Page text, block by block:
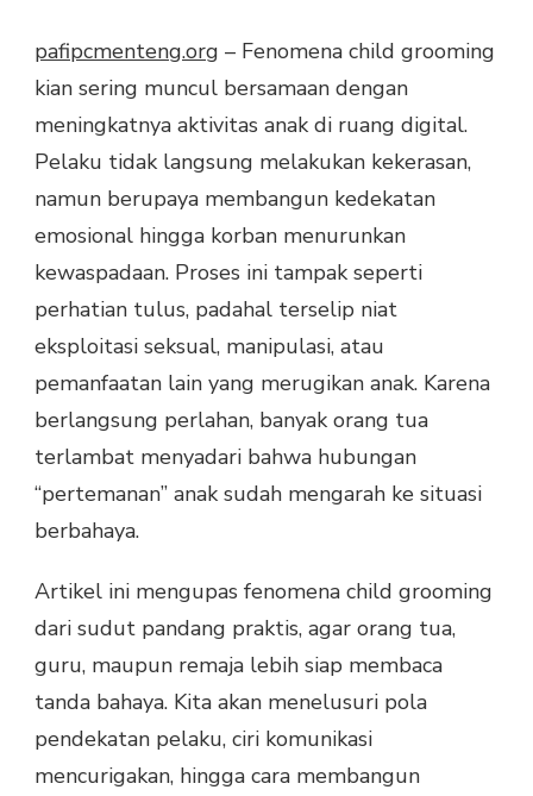
pafipcmenteng.org – Fenomena child grooming
kian sering muncul bersamaan dengan
meningkatnya aktivitas anak di ruang digital.
Pelaku tidak langsung melakukan kekerasan,
namun berupaya membangun kedekatan
emosional hingga korban menurunkan
kewaspadaan. Proses ini tampak seperti
perhatian tulus, padahal terselip niat
eksploitasi seksual, manipulasi, atau
pemanfaatan lain yang merugikan anak. Karena
berlangsung perlahan, banyak orang tua
terlambat menyadari bahwa hubungan
“pertemanan” anak sudah mengarah ke situasi
berbahaya.
Artikel ini mengupas fenomena child grooming
dari sudut pandang praktis, agar orang tua,
guru, maupun remaja lebih siap membaca
tanda bahaya. Kita akan menelusuri pola
pendekatan pelaku, ciri komunikasi
mencurigakan, hingga cara membangun